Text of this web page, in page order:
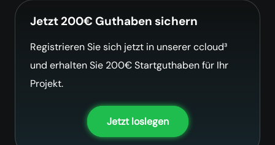
Jetzt 200€ Guthaben sichern
Registrieren Sie sich jetzt in unserer ccloud³
und erhalten Sie 200€ Startguthaben für Ihr
Projekt.
Jetzt loslegen